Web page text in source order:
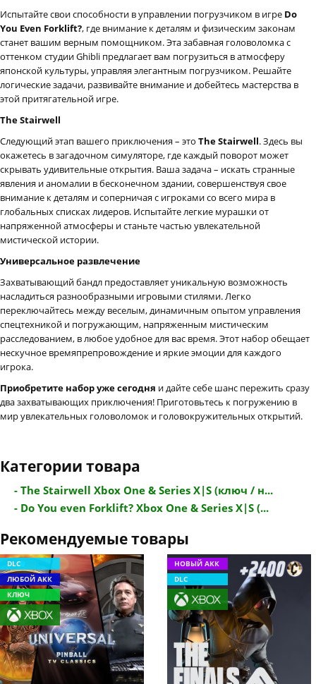
Испытайте свои способности в управлении погрузчиком в игре Do
You Even Forklift?, где внимание к деталям и физическим законам
станет вашим верным помощником. Эта забавная головоломка с
оттенком студии Ghibli предлагает вам погрузиться в атмосферу
японской культуры, управляя элегантным погрузчиком. Решайте
логические задачи, развивайте внимание и добейтесь мастерства в
этой притягательной игре.
The Stairwell
Следующий этап вашего приключения – это The Stairwell. Здесь вы
окажетесь в загадочном симуляторе, где каждый поворот может
скрывать удивительные открытия. Ваша задача – искать странные
явления и аномалии в бесконечном здании, совершенствуя свое
внимание к деталям и соперничая с игроками со всего мира в
глобальных списках лидеров. Испытайте легкие мурашки от
напряженной атмосферы и станьте частью увлекательной
мистической истории.
Универсальное развлечение
Захватывающий бандл предоставляет уникальную возможность
насладиться разнообразными игровыми стилями. Легко
переключайтесь между веселым, динамичным опытом управления
спецтехникой и погружающим, напряженным мистическим
расследованием, в любое удобное для вас время. Этот набор обещает
нескучное времяпрепровождение и яркие эмоции для каждого
игрока.
Приобретите набор уже сегодня и дайте себе шанс пережить сразу
два захватывающих приключения! Приготовьтесь к погружению в
мир увлекательных головоломок и головокружительных открытий.
Категории товара
- The Stairwell Xbox One & Series X|S (ключ / н...
- Do You even Forklift? Xbox One & Series X|S (...
Рекомендуемые товары
DLC
ЛЮБОЙ АКК
КЛЮЧ
НОВЫЙ АКК
DLC